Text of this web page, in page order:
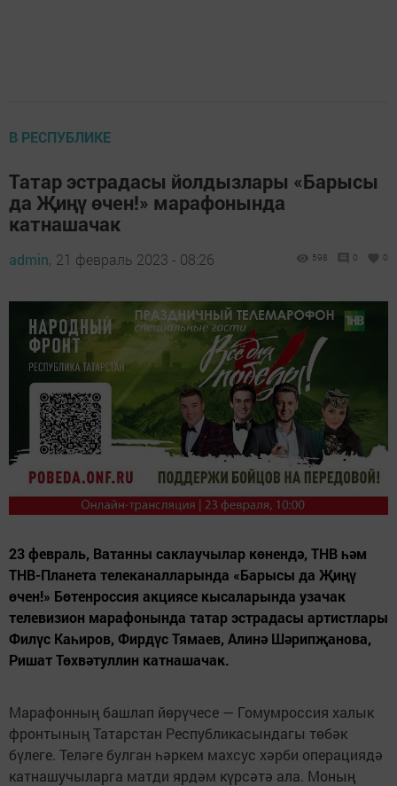
В РЕСПУБЛИКЕ
Татар эстрадасы йолдызлары «Барысы
да Җиңү өчен!» марафонында
катнашачак
admin, 21 февраль 2023 - 08:26 598 0 0
23 февраль, Ватанны саклаучылар көнендә, ТНВ һәм
ТНВ-Планета телеканалларында «Барысы да Җиңү
өчен!» Бөтенроссия акциясе кысаларында узачак
телевизион марафонында татар эстрадасы артистлары
Филүс Каһиров, Фирдүс Тямаев, Алинә Шәрипҗанова,
Ришат Төхвәтуллин катнашачак.
Марафонның башлап йөрүчесе — Гомумроссия халык
фронтының Татарстан Республикасындагы төбәк
бүлеге. Теләге булган һәркем махсус хәрби операциядә
катнашучыларга матди ярдәм күрсәтә ала. Моның